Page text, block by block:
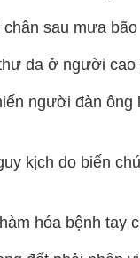
sau mưa bão
da ở người cao
người đàn ông
kịch do biến
hóa bệnh tay